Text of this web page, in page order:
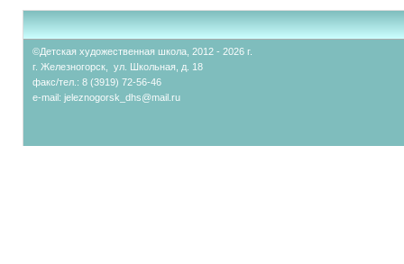
©Детская художественная школа, 2012 - 2026 г.
г. Железногорск, ул. Школьная, д. 18
факс/тел.: 8 (3919) 72-56-46
e-mail: jeleznogorsk_dhs@mail.ru